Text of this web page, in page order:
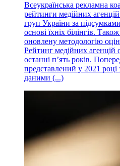
Всеукраїнська рекламна
рейтинги медійних
груп України за
основі їхніх білінгів.
оновлену методологію
Рейтинг медійних агенцій
останні п’ять років.
представлений у 2021 році
даними (...)